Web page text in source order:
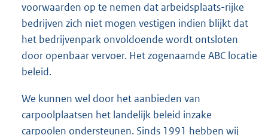
voorwaarden op te nemen dat arbeidsplaats-rijke
bedrijven zich niet mogen vestigen indien blijkt dat
het bedrijvenpark onvoldoende wordt ontsloten
door openbaar vervoer. Het zogenaamde ABC locatie
beleid.
We kunnen wel door het aanbieden van
carpoolplaatsen het landelijk beleid inzake
carpoolen ondersteunen. Sinds 1991 hebben wij